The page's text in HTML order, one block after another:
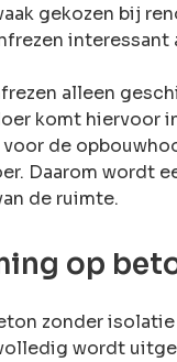
gekozen bij
alleen
komt hiervoor
de
Daarom wordt
de ruimte.
op
zonder
wordt